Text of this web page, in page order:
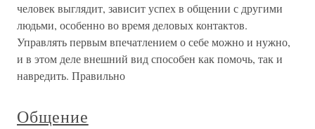
человек выглядит, зависит успех в общении с другими
людьми, особенно во время деловых контактов.
Управлять первым впечатлением о себе можно и нужно,
и в этом деле внешний вид способен как помочь, так и
навредить. Правильно
Общение